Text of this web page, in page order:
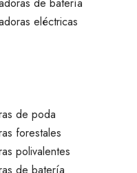
eléctricas
de poda
forestales
polivalentes
de batería